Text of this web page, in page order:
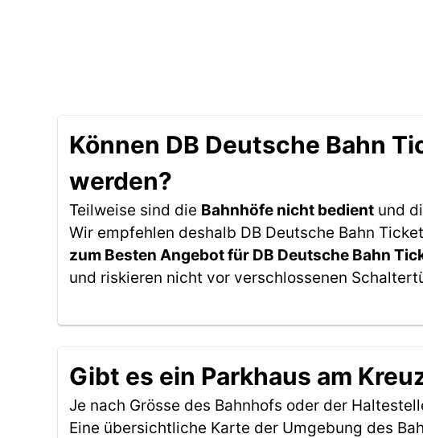
Können DB Deutsche Bahn
werden?
Teilweise sind die Bahnhöfe nicht bedient und
Wir empfehlen deshalb DB Deutsche Bahn
zum Besten Angebot für DB Deutsche Bahn
und riskieren nicht vor verschlossenen
Gibt es ein Parkhaus am
Je nach Grösse des Bahnhofs oder der
Eine übersichtliche Karte der Umgebung des